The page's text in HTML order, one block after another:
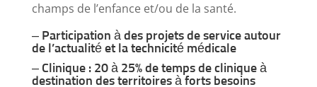
champs de l’enfance et/ou de la santé.
– Participation à des projets de service autour
de l’actualité et la technicité médicale
– Clinique : 20 à 25% de temps de clinique à
destination des territoires à forts besoins